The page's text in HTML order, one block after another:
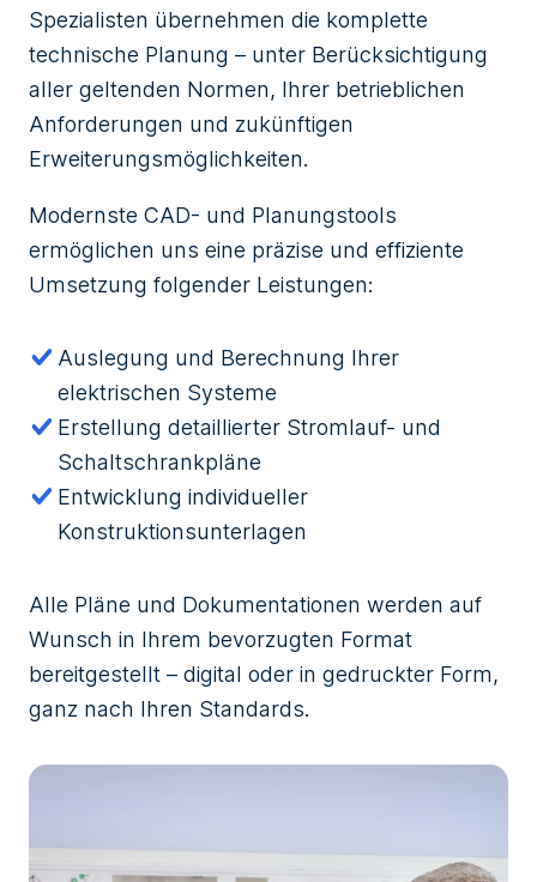
Spezialisten übernehmen die komplette
technische Planung – unter Berücksichtigung
aller geltenden Normen, Ihrer betrieblichen
Anforderungen und zukünftigen
Erweiterungsmöglichkeiten.
Modernste CAD- und Planungstools
ermöglichen uns eine präzise und effiziente
Umsetzung folgender Leistungen:
Auslegung und Berechnung Ihrer
elektrischen Systeme
Erstellung detaillierter Stromlauf- und
Schaltschrankpläne
Entwicklung individueller
Konstruktionsunterlagen
Alle Pläne und Dokumentationen werden auf
Wunsch in Ihrem bevorzugten Format
bereitgestellt – digital oder in gedruckter Form,
ganz nach Ihren Standards.